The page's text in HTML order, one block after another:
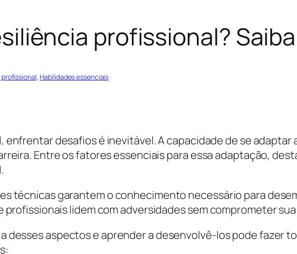
profissional?
, Habilidades essenciais
enfrentar desafios é inevitável. A capacidade de se
Entre os fatores essenciais para essa adaptação,
técnicas garantem o conhecimento necessário para
profissionais lidem com adversidades sem comprometer
desses aspectos e aprender a desenvolvê-los pode fazer